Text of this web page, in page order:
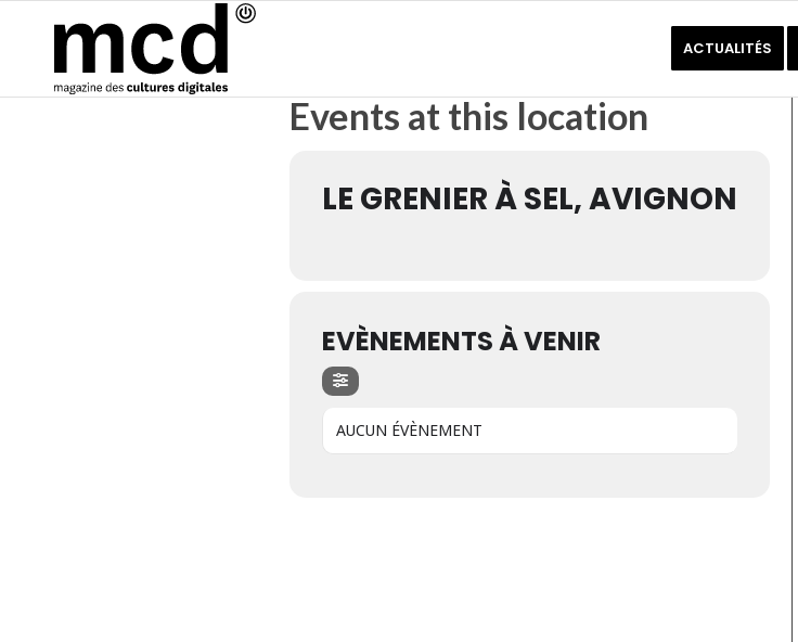
ACTUALITÉS
Events at this location
LE GRENIER À SEL, AVIGNON
EVÈNEMENTS À VENIR
AUCUN ÉVÈNEMENT